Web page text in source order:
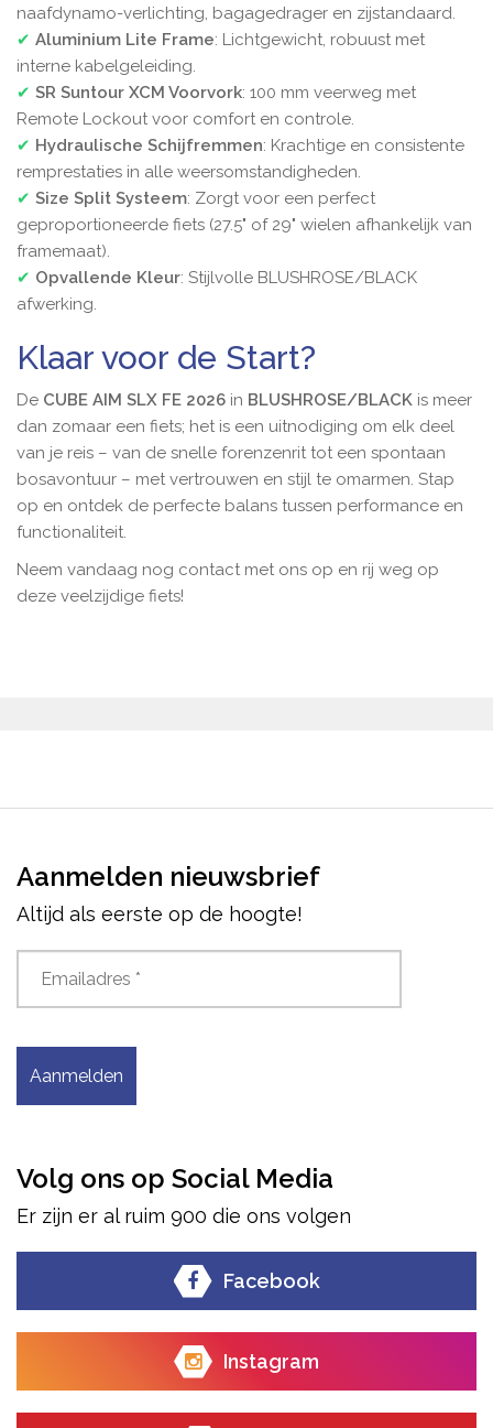
naafdynamo-verlichting, bagagedrager en zijstandaard.
✔ Aluminium Lite Frame: Lichtgewicht, robuust met
interne kabelgeleiding.
✔ SR Suntour XCM Voorvork: 100 mm veerweg met
Remote Lockout voor comfort en controle.
✔ Hydraulische Schijfremmen: Krachtige en consistente
remprestaties in alle weersomstandigheden.
✔ Size Split Systeem: Zorgt voor een perfect
geproportioneerde fiets (27.5" of 29" wielen afhankelijk van
framemaat).
✔ Opvallende Kleur: Stijlvolle BLUSHROSE/BLACK
afwerking.
Klaar voor de Start?
De CUBE AIM SLX FE 2026 in BLUSHROSE/BLACK is meer
dan zomaar een fiets; het is een uitnodiging om elk deel
van je reis – van de snelle forenzenrit tot een spontaan
bosavontuur – met vertrouwen en stijl te omarmen. Stap
op en ontdek de perfecte balans tussen performance en
functionaliteit.
Neem vandaag nog contact met ons op en rij weg op
deze veelzijdige fiets!
Aanmelden nieuwsbrief
Altijd als eerste op de hoogte!
Aanmelden
Volg ons op Social Media
Er zijn er al ruim 900 die ons volgen
Facebook
Instagram